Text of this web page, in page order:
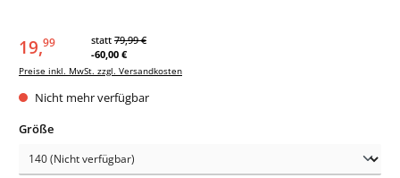
19,99 statt 79,99 €
-60,00 €
Preise inkl. MwSt. zzgl. Versandkosten
Nicht mehr verfügbar
Größeauswählen